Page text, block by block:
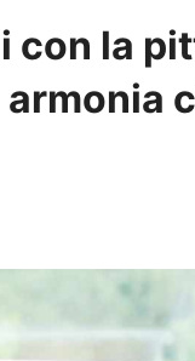
con la